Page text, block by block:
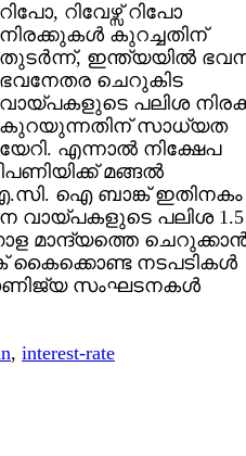
റിപോ, റിവേഴ്സ് റിപോ
നിരക്കുകള്‍ കുറച്ചതിന്
തുടര്‍ന്ന്, ഇന്ത്യയില്‍
ഭവനേതര ചെറുകിട
വായ്പകളുടെ പലിശ
കുറയുന്നതിന് സാധ്യത
യേറി. എന്നാല്‍ നിക്ഷേപ
മങ്ങല്‍
ഐ ബാങ്ക് ഇതിനകം
വായ്പകളുടെ പലിശ 1.5
മാന്ദ്യത്തെ
കൈക്കൊണ്ട നടപടികള്‍
സംഘടനകള്‍
, interest-rate